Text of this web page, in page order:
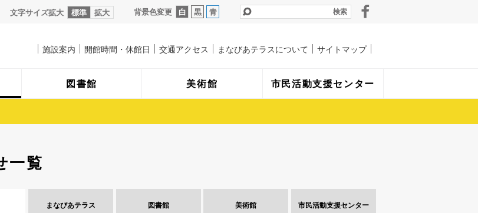
文字サイズ拡大 標準 拡大 背景色変更 白 黒 青
図書館 美術館 市民活動支援センター
施設案内 開館時間・休館日 交通アクセス まなびあテラスについて サイトマップ
一覧
まなびあテラス 図書館 美術館 市民活動支援センター